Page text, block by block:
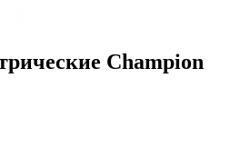
Champion